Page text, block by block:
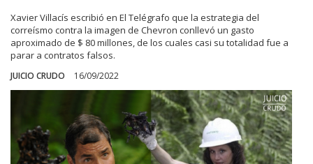
Xavier Villacís escribió en El Telégrafo que la estrategia del
correísmo contra la imagen de Chevron conllevó un gasto
aproximado de $ 80 millones, de los cuales casi su totalidad fue a
parar a contratos falsos.
JUICIO CRUDO 16/09/2022